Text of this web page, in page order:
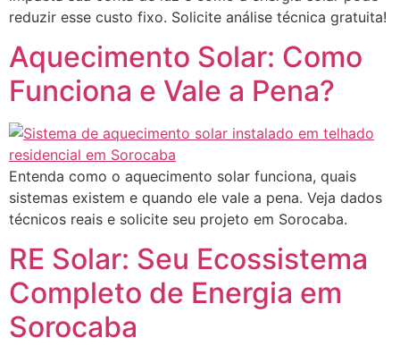
reduzir esse custo fixo. Solicite análise técnica gratuita!
Aquecimento Solar: Como
Funciona e Vale a Pena?
Entenda como o aquecimento solar funciona, quais
sistemas existem e quando ele vale a pena. Veja dados
técnicos reais e solicite seu projeto em Sorocaba.
RE Solar: Seu Ecossistema
Completo de Energia em
Sorocaba